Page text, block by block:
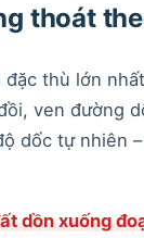
thoát
đặc thù lớn
ven đường
dốc tự nhiên
dồn xuống